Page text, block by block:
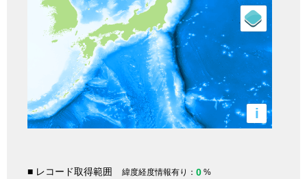
i
■ レコード取得範囲 緯度経度情報有り： 0 %